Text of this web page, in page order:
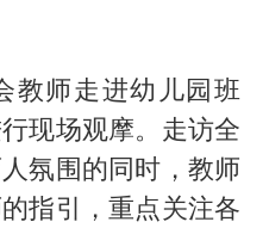
教师走进幼儿园班
现场观摩。走访全
氛围的同时，教师
指引，重点关注各